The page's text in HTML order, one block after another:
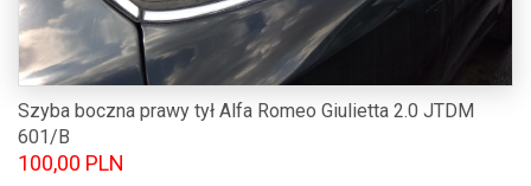
Szyba boczna prawy tył Alfa Romeo Giulietta 2.0 JTDM
601/B
100,00 PLN